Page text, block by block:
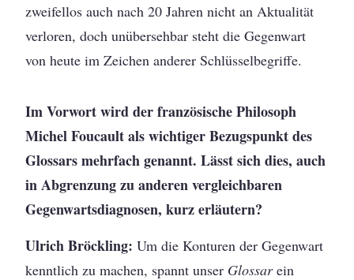
zweifellos auch nach 20 Jahren nicht an Aktualität
verloren, doch unübersehbar steht die Gegenwart
von heute im Zeichen anderer Schlüsselbegriffe.
Im Vorwort wird der französische Philosoph
Michel Foucault als wichtiger Bezugspunkt des
Glossars mehrfach genannt. Lässt sich dies, auch
in Abgrenzung zu anderen vergleichbaren
Gegenwartsdiagnosen, kurz erläutern?
Ulrich Bröckling: Um die Konturen der Gegenwart
kenntlich zu machen, spannt unser Glossarein